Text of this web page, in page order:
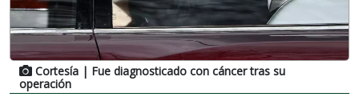
Cortesía | Fue diagnosticado con cáncer tras su
operación